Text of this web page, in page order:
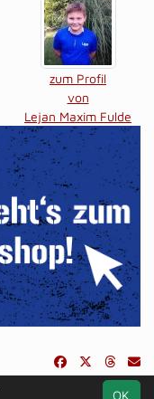
zum Profil
von
Lejan Maxim Fulde
OK